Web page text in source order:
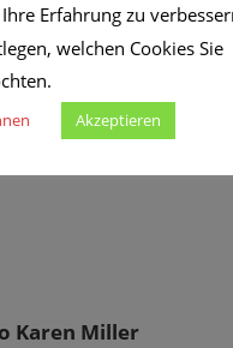
Karen Miller
Erfahrung zu
welchen Cookies Sie
Akzeptieren